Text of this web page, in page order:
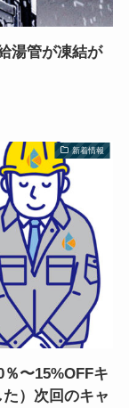
湯管が凍結が
新着情報
〜15%OFFキ
）次回のキャ